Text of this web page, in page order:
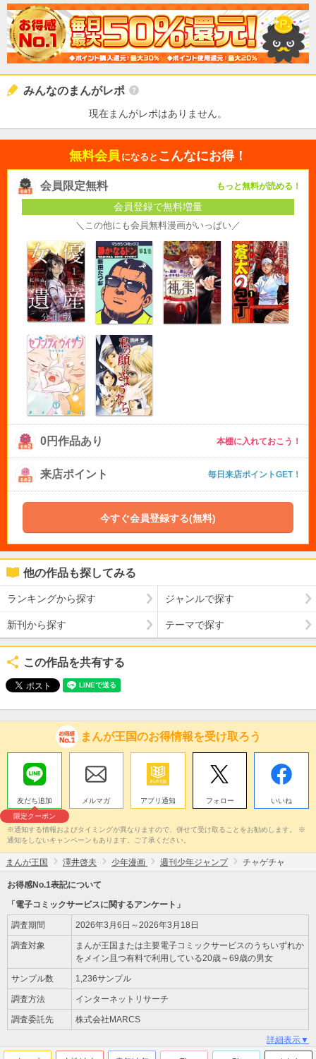
みんなのまんがレポ
現在まんがレポはありません。
無料会員 になると こんなにお得！
会員限定無料 もっと無料が読める！
会員登録で無料増量
＼この他にも会員無料漫画がいっぱい／
0円作品あり 本棚に入れておこう！
来店ポイント 毎日来店ポイントGET！
今すぐ会員登録する(無料)
他の作品も探してみる
ランキングから探す ジャンルで探す
新刊から探す テーマで探す
この作品を共有する
まんが王国のお得情報を受け取ろう
友だち追加
限定クーポン
メルマガ アプリ通知 フォロー いいね
※通知する情報およびタイミングが異なりますので、併せて受け取ることをお勧めします。 ※
通知をしないキャンペーンもあります。ご了承ください。
まんが王国 澤井啓夫 少年漫画 週刊少年ジャンプ チャゲチャ
お得感No.1表記について
「電子コミックサービスに関するアンケート」
調査期間 2026年3月6日～2026年3月18日
調査対象
まんが王国または主要電子コミックサービスのうちいずれか
をメイン且つ有料で利用している20歳～69歳の男女
サンプル数 1,236サンプル
調査方法 インターネットリサーチ
調査委託先 株式会社MARCS
詳細表示▼